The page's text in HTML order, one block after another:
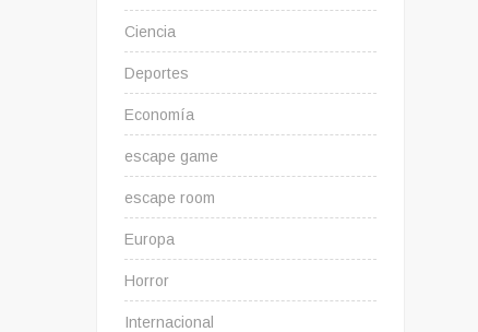
Ciencia
Deportes
Economía
escape game
escape room
Europa
Horror
Internacional